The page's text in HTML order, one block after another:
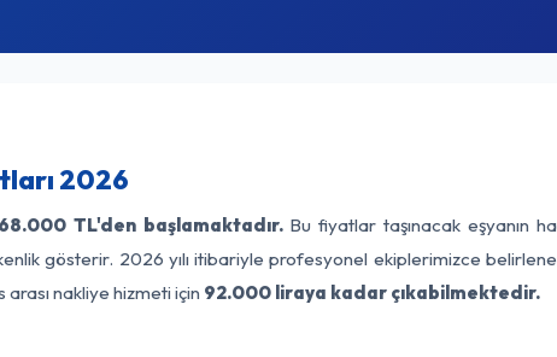
2026
68.000 TL'den başlamaktadır.Bu fiyatlar taşınacak eşyanın
gösterir. 2026 yılı itibariyle profesyonel ekiplerimizce
arası nakliye hizmeti için 92.000 liraya kadar çıkabilmektedir.